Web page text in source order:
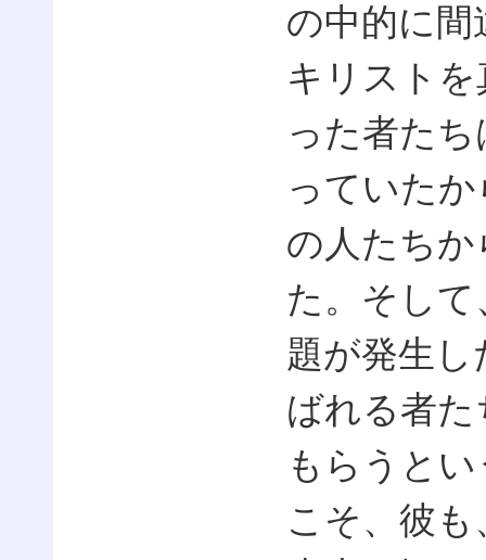
の中的に
キリスト
った者た
っていた
の人たち
た。そし
題が発生
ばれる者
もらうと
こそ、彼